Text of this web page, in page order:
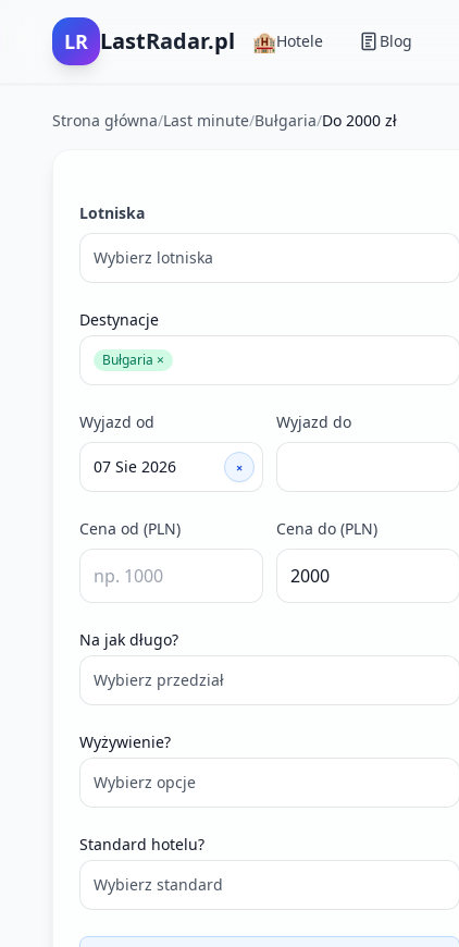
LR LastRadar.pl 🏨Hotele Blog
Strona główna/Last minute/Bułgaria/Do 2000 zł
Lotniska
Wybierz lotniska
Destynacje
Bułgaria ×
Wyjazd od
×
Wyjazd do
Cena od (PLN) Cena do (PLN)
Na jak długo?
Wybierz przedział
Wyżywienie?
Wybierz opcje
Standard hotelu?
Wybierz standard